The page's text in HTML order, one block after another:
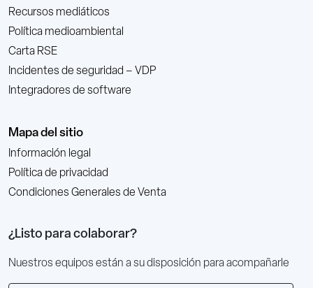
Recursos mediáticos
Política medioambiental
Carta RSE
Incidentes de seguridad – VDP
Integradores de software
Mapa del sitio
Información legal
Política de privacidad
Condiciones Generales de Venta
¿Listo para colaborar?
Nuestros equipos están a su disposición para acompañarle